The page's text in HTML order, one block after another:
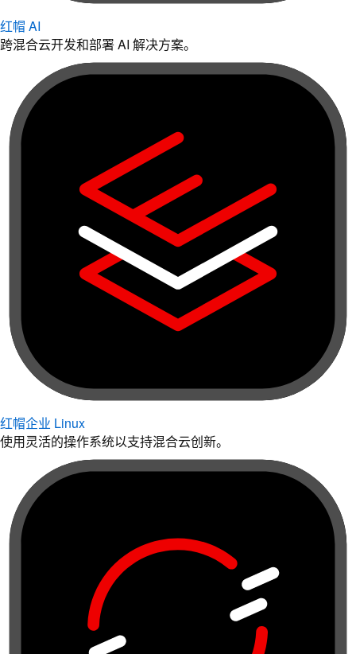
红帽 AI
跨混合云开发和部署 AI 解决方案。
红帽企业 Linux
使用灵活的操作系统以支持混合云创新。